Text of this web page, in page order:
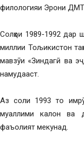
филологияи Эрони
Солҳои 1989-1992 дар
миллии Тољикистон
мавзӯи «Зиндагӣ ва
намудааст.
Аз соли 1993 то
муаллими калон ва
фаъолият мекунад.